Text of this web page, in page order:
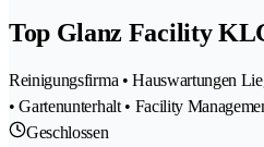
Top Glanz Facility
Reinigungsfirma • Hauswartungen
• Gartenunterhalt • Facility
Geschlossen